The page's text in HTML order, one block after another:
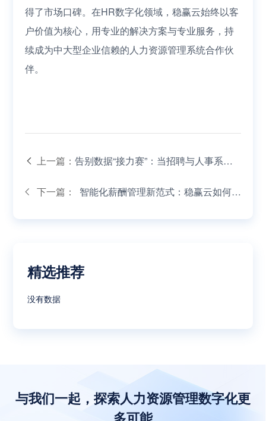
得了市场口碑。在HR数字化领域，稳赢云始终以客
户价值为核心，用专业的解决方案与专业服务，持
续成为中大型企业信赖的人力资源管理系统合作伙
伴。
上一篇：告别数据“接力赛”：当招聘与人事系统
实现一键贯通
下一篇： 智能化薪酬管理新范式：稳赢云如何助
力企业价值分配体系升级
精选推荐
没有数据
与我们一起，探索人力资源管理数字化更